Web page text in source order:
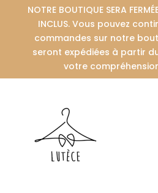
NOTRE BOUTIQUE SERA
INCLUS. Vous pouvez
commandes sur notre
seront expédiées à partir
votre